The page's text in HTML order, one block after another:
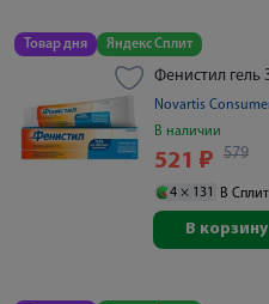
Товар дня Яндекс Сплит
Фенистил гель
Novartis
В наличии
521 ₽ 579
4 × 131 В Сплит
В корзину